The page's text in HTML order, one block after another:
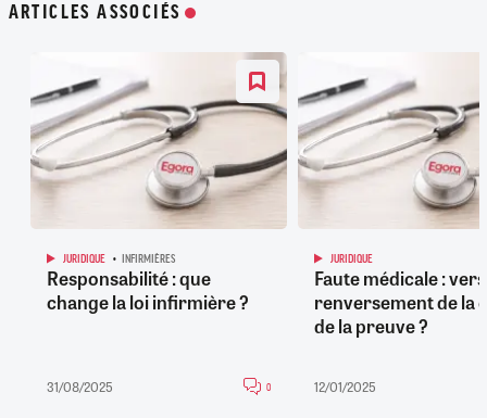
ARTICLES ASSOCIÉS
JURIDIQUE INFIRMIÈRES
Responsabilité : que
change la loi infirmière ?
31/08/2025 0
JURIDIQUE
Faute médicale :
renversement de la
de la preuve ?
12/01/2025